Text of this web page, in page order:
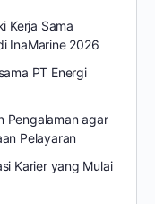
Kerja Sama
InaMarine 2026
PT Energi
Pengalaman agar
Pelayaran
Karier yang Mulai